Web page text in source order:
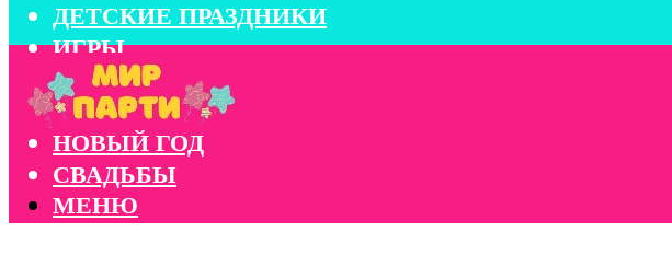
ДЕТСКИЕ ПРАЗДНИКИ
ИГРЫ
КОНКУРСЫ
КОРПОРАТИВЫ
НОВЫЙ ГОД
СВАДЬБЫ
МЕНЮ